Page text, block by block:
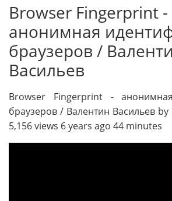
Browser Fingerprint -
анонимная
браузеров /
Васильев
Browser Fingerprint -
браузеров / Валентин Васильев
5,156 views 6 years ago 44 minutes